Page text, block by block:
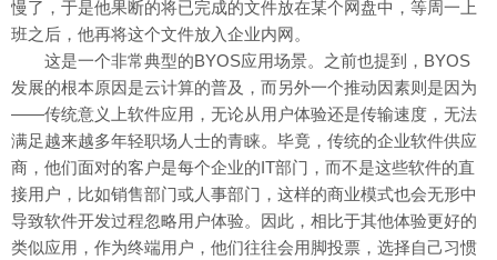
慢了，于是他果断的将已完成的文件放在某个网盘中，等周一上
班之后，他再将这个文件放入企业内网。
这是一个非常典型的BYOS应用场景。之前也提到，BYOS
发展的根本原因是云计算的普及，而另外一个推动因素则是因为
——传统意义上软件应用，无论从用户体验还是传输速度，无法
满足越来越多年轻职场人士的青睐。毕竟，传统的企业软件供应
商，他们面对的客户是每个企业的IT部门，而不是这些软件的直
接用户，比如销售部门或人事部门，这样的商业模式也会无形中
导致软件开发过程忽略用户体验。因此，相比于其他体验更好的
类似应用，作为终端用户，他们往往会用脚投票，选择自己习惯